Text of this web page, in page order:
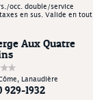
occ. double/service
en sus. Valide en tout
Aux Quatre
Lanaudière
929-1932